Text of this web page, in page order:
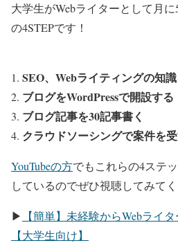
大学生がWebライターとして月
の4STEPです！
SEO、Webライティングの知
ブログをWordPressで開設する
ブログ記事を30記事書く
クラウドソーシングで案件を
YouTubeの方でもこれらの4ステ
しているのでぜひ視聴してみてく
▶︎
【簡単】未経験からWebライ
【大学生向け】